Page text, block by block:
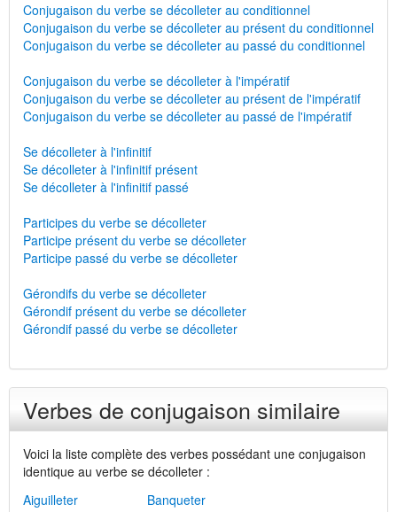
Conjugaison du verbe se décolleter au conditionnel
Conjugaison du verbe se décolleter au présent du conditionnel
Conjugaison du verbe se décolleter au passé du conditionnel
Conjugaison du verbe se décolleter à l'impératif
Conjugaison du verbe se décolleter au présent de l'impératif
Conjugaison du verbe se décolleter au passé de l'impératif
Se décolleter à l'infinitif
Se décolleter à l'infinitif présent
Se décolleter à l'infinitif passé
Participes du verbe se décolleter
Participe présent du verbe se décolleter
Participe passé du verbe se décolleter
Gérondifs du verbe se décolleter
Gérondif présent du verbe se décolleter
Gérondif passé du verbe se décolleter
Verbes de conjugaison similaire
Voici la liste complète des verbes possédant une conjugaison
identique au verbe se décolleter :
Aiguilleter
Banqueter